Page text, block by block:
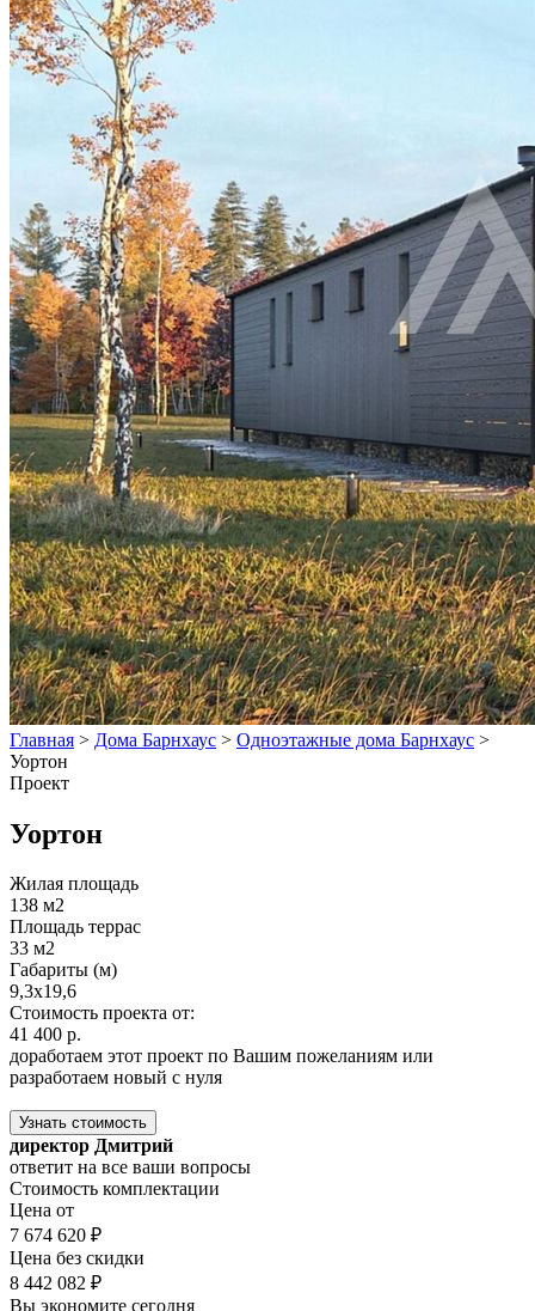
Главная > Дома Барнхаус > Одноэтажные дома Барнхаус >
Уортон
Проект
Уортон
Жилая площадь
138 м2
Площадь террас
33 м2
Габариты (м)
9,3х19,6
Стоимость проекта от:
41 400 р.
доработаем этот проект по Вашим пожеланиям или
разработаем новый с нуля
Узнать стоимость
директор Дмитрий
ответит на все ваши вопросы
Стоимость комплектации
Цена от
7 674 620 ₽
Цена без скидки
8 442 082 ₽
Вы экономите сегодня